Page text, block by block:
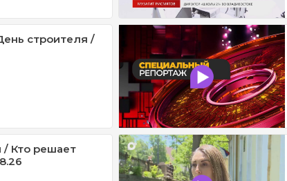
строителя /
/ Кто решает